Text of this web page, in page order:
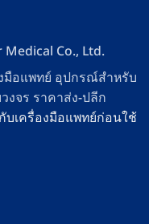
Co., Ltd.
มือแพทย์ อุปกรณ์สำหรับ
งจร ราคาส่ง-ปลีก
บเครื่องมือแพทย์ก่อนใช้